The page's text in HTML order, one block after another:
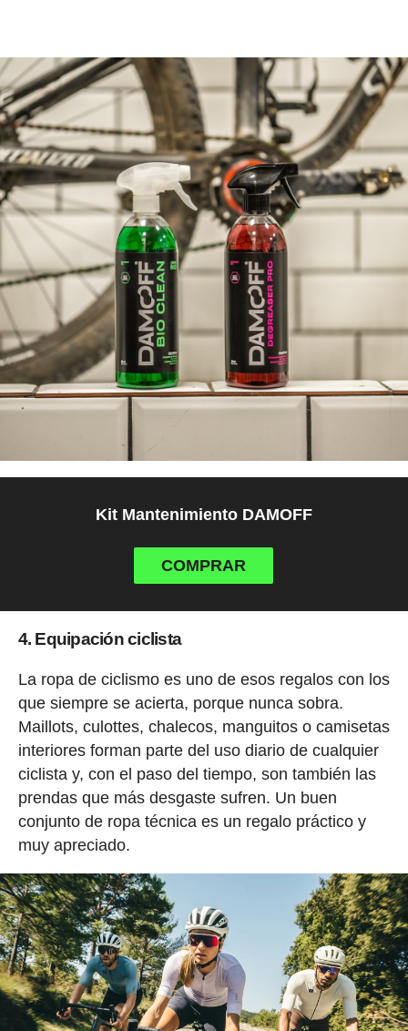
Kit Mantenimiento DAMOFF
COMPRAR
4. Equipación ciclista
La ropa de ciclismo es uno de esos regalos con los
que siempre se acierta, porque nunca sobra.
Maillots, culottes, chalecos, manguitos o camisetas
interiores forman parte del uso diario de cualquier
ciclista y, con el paso del tiempo, son también las
prendas que más desgaste sufren. Un buen
conjunto de ropa técnica es un regalo práctico y
muy apreciado.